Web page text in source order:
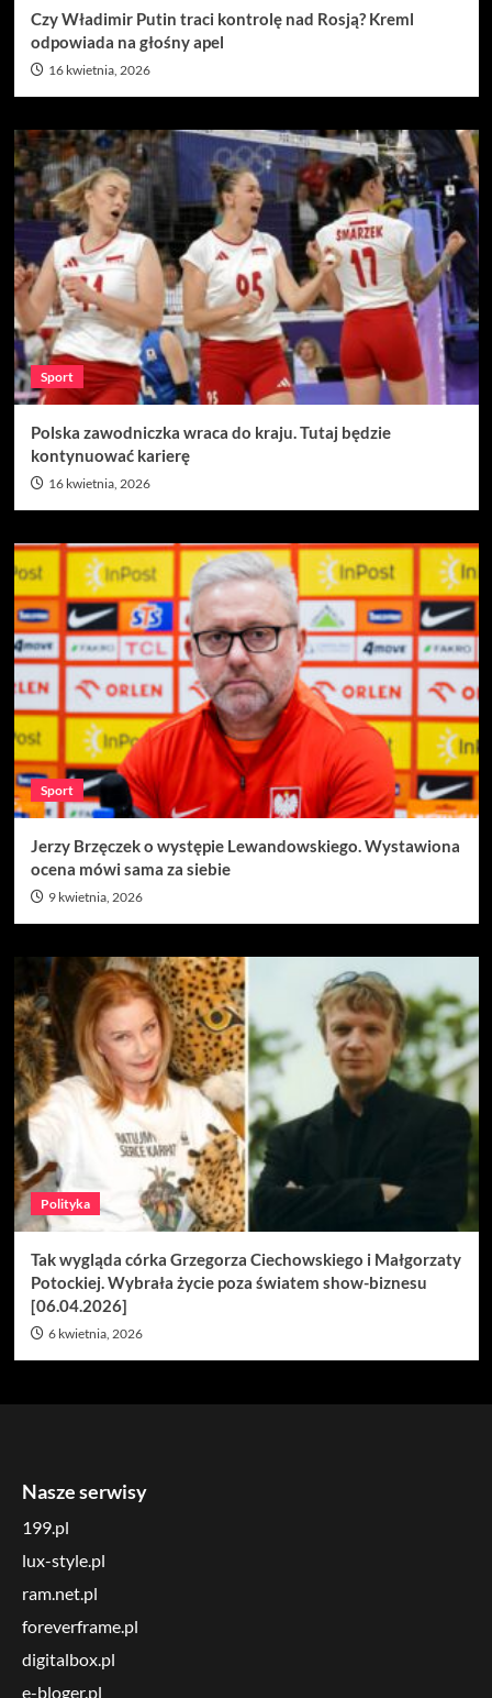
Czy Władimir Putin traci kontrolę nad Rosją? Kreml
odpowiada na głośny apel
16 kwietnia, 2026
Sport
Polska zawodniczka wraca do kraju. Tutaj będzie
kontynuować karierę
16 kwietnia, 2026
Sport
Jerzy Brzęczek o występie Lewandowskiego. Wystawiona
ocena mówi sama za siebie
9 kwietnia, 2026
Polityka
Tak wygląda córka Grzegorza Ciechowskiego i Małgorzaty
Potockiej. Wybrała życie poza światem show-biznesu
[06.04.2026]
6 kwietnia, 2026
Nasze serwisy
199.pl
lux-style.pl
ram.net.pl
foreverframe.pl
digitalbox.pl
e-bloger.pl